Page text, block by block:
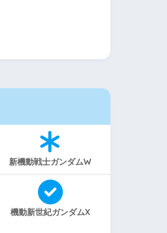
新機動戦士ガンダムW
機動新世紀ガンダムX